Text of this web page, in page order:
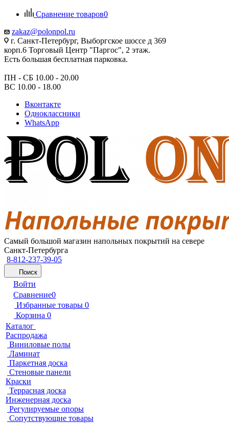
Сравнение товаров0
zakaz@polonpol.ru
г. Санкт-Петербург, Выборгское шоссе д 369
корп.6 Торговый Центр "Паргос", 2 этаж.
Есть большая бесплатная парковка.
ПН - СБ 10.00 - 20.00
ВС 10.00 - 18.00
Вконтакте
Одноклассники
WhatsApp
Самый большой магазин напольных покрытий на севере
Санкт-Петербурга
8-812-237-39-05
Поиск
Войти
Сравнение0
Избранные товары 0
Корзина 0
Каталог
Распродажа
Виниловые полы
Ламинат
Паркетная доска
Стеновые панели
Краски
Террасная доска
Инженерная доска
Регулируемые опоры
Сопутствующие товары